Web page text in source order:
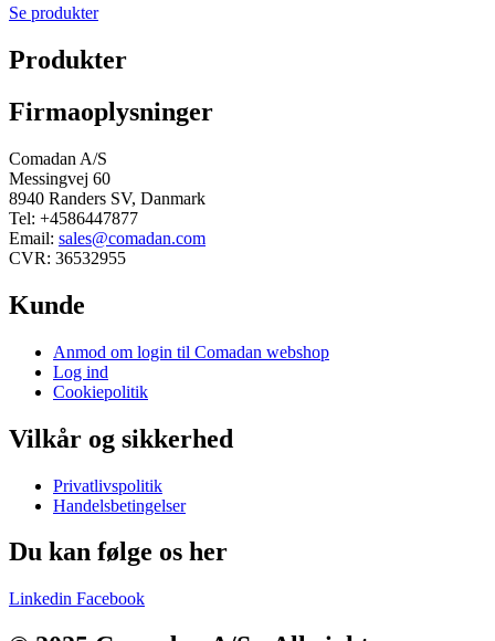
Se produkter
Produkter
Firmaoplysninger
Comadan A/S
Messingvej 60
8940 Randers SV, Danmark
Tel: +4586447877
Email: sales@comadan.com
CVR: 36532955
Kunde
Main
Menu
Anmod om login til Comadan webshop
Log ind
Cookiepolitik
Vilkår og sikkerhed
Main
Menu
Privatlivspolitik
Handelsbetingelser
Du kan følge os her
Linkedin Facebook